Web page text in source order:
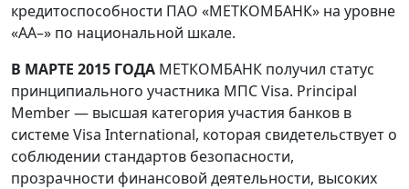
кредитоспособности ПАО «МЕТКОМБАНК» на уровне
«AA–» по национальной шкале.
В МАРТЕ 2015 ГОДА МЕТКОМБАНК получил статус
принципиального участника МПС Visa. Principal
Member — высшая категория участия банков в
системе Visa International, которая свидетельствует о
соблюдении стандартов безопасности,
прозрачности финансовой деятельности, высоких